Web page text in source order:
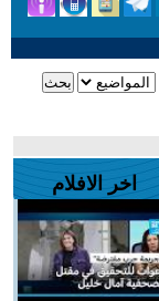
اخر الافلام